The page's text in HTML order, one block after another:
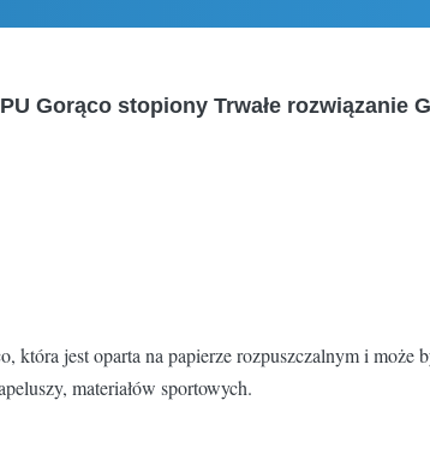
Gorąco stopiony Trwałe
która jest oparta na papierze rozpuszczalnym i
materiałów sportowych.